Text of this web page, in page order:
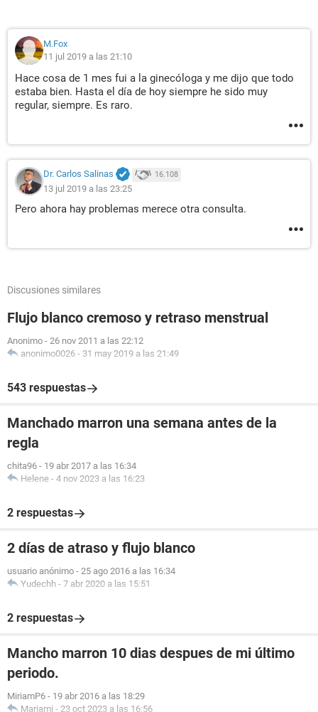
M.Fox
11 jul 2019 a las 21:10
Hace cosa de 1 mes fui a la ginecóloga y me dijo que todo
estaba bien. Hasta el día de hoy siempre he sido muy
regular, siempre. Es raro.
Dr. Carlos Salinas 16.108
13 jul 2019 a las 23:25
Pero ahora hay problemas merece otra consulta.
Discusiones similares
Flujo blanco cremoso y retraso menstrual
Anonimo - 26 nov 2011 a las 22:12
anonimo0026 - 31 may 2019 a las 21:49
543 respuestas
Manchado marron una semana antes de la
regla
chita96 - 19 abr 2017 a las 16:34
Helene - 4 nov 2023 a las 16:23
2 respuestas
2 días de atraso y flujo blanco
usuario anónimo - 25 ago 2016 a las 16:34
Yudechh - 7 abr 2020 a las 15:51
2 respuestas
Mancho marron 10 dias despues de mi último
periodo.
MiriamP6 - 19 abr 2016 a las 18:29
Mariami - 23 oct 2023 a las 16:56